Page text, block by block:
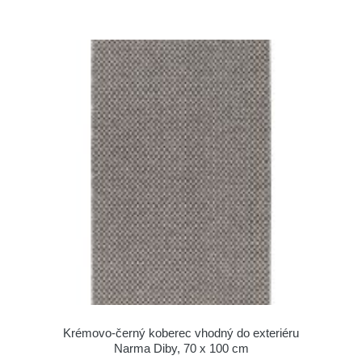
Krémovo-černý koberec vhodný do exteriéru
Narma Diby, 70 x 100 cm